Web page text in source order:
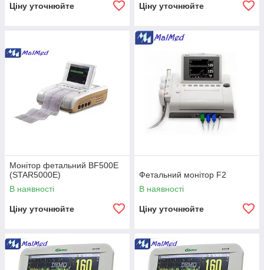
Ціну уточнюйте Ціну уточнюйте
Монітор фетальний BF500E
(STAR5000E)
В наявності
Ціну уточнюйте
Фетальний монітор F2
В наявності
Ціну уточнюйте